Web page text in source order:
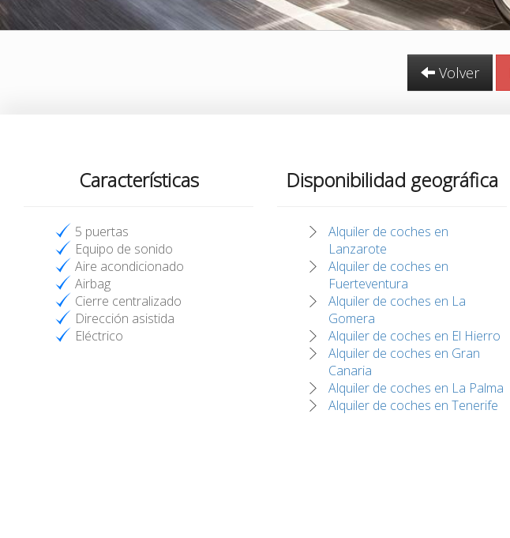
Volver
Características
5 puertas
Equipo de sonido
Aire acondicionado
Airbag
Cierre centralizado
Dirección asistida
Eléctrico
Disponibilidad geográfica
Alquiler de coches en
Lanzarote
Alquiler de coches en
Fuerteventura
Alquiler de coches en La
Gomera
Alquiler de coches en El Hierro
Alquiler de coches en Gran
Canaria
Alquiler de coches en La Palma
Alquiler de coches en Tenerife